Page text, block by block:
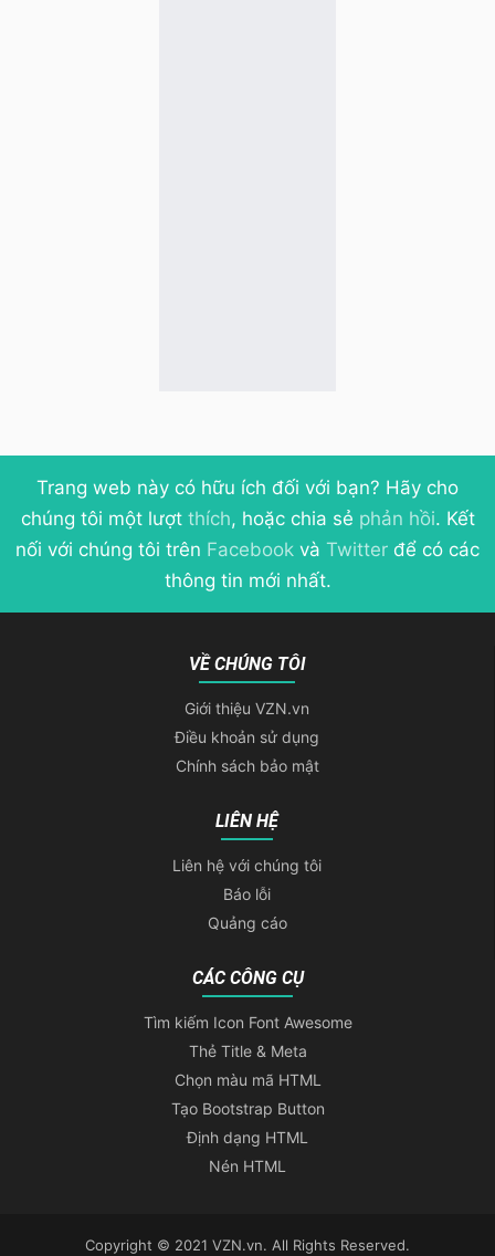
Trang web này có hữu ích đối với bạn? Hãy cho
chúng tôi một lượt thích, hoặc chia sẻ phản hồi. Kết
nối với chúng tôi trên Facebook và Twitter để có các
thông tin mới nhất.
VỀ CHÚNG TÔI
Giới thiệu VZN.vn
Điều khoản sử dụng
Chính sách bảo mật
LIÊN HỆ
Liên hệ với chúng tôi
Báo lỗi
Quảng cáo
CÁC CÔNG CỤ
Tìm kiếm Icon Font Awesome
Thẻ Title & Meta
Chọn màu mã HTML
Tạo Bootstrap Button
Định dạng HTML
Nén HTML
Copyright © 2021 VZN.vn. All Rights Reserved.